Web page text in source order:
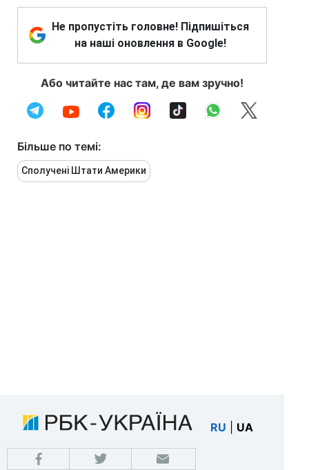
Не пропустіть головне! Підпишіться
на наші оновлення в Google!
Або читайте нас там, де вам зручно!
Більше по темі:
Сполучені Штати Америки
RU UA